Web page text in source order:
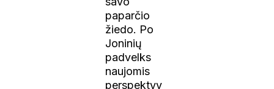
paparčio
žiedo. Po
Joninių
padvelks
naujomis
perspektyv